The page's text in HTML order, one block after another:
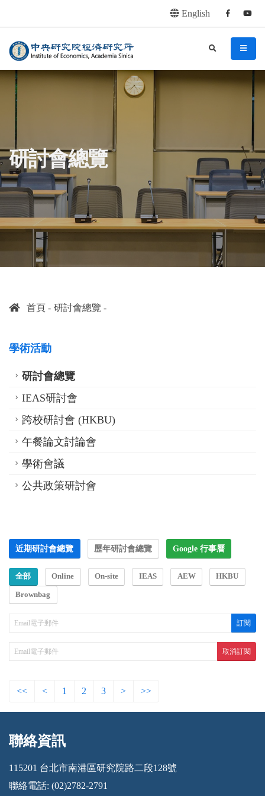
English Facebook
中央研究院經濟研究所 menu
search
:::
研討會總覽
首頁 研討會總覽
學術活動
研討會總覽
IEAS研討會
跨校研討會 (HKBU)
午餐論文討論會
學術會議
公共政策研討會
近期研討會總覽 歷年研討會總覽 Google 行事曆
全部 Online On-site IEAS AEW HKBU
Brownbag
<< < 1 2 3 > >>
:::
聯絡資訊
115201 台北市南港區研究院路二段128號
聯絡電話: (02)2782-2791